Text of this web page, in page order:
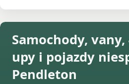
Samochody,
upy i pojazdy
Pendleton